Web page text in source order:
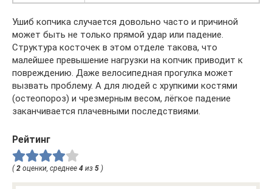
Ушиб копчика случается довольно часто и причиной
может быть не только прямой удар или падение.
Структура косточек в этом отделе такова, что
малейшее превышение нагрузки на копчик приводит к
повреждению. Даже велосипедная прогулка может
вызвать проблему. А для людей с хрупкими костями
(остеопороз) и чрезмерным весом, лёгкое падение
заканчивается плачевными последствиями.
Рейтинг
( 2 оценки, среднее 4 из 5 )